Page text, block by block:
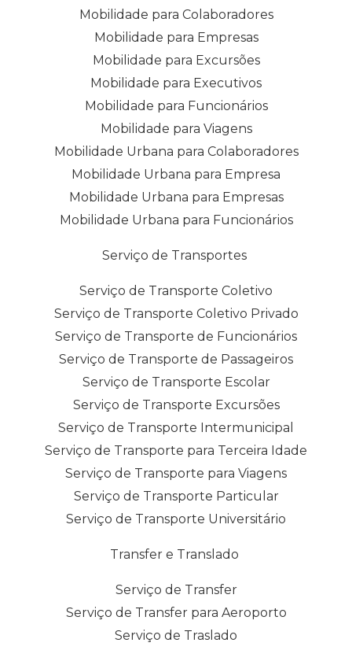
Mobilidade para Colaboradores
Mobilidade para Empresas
Mobilidade para Excursões
Mobilidade para Executivos
Mobilidade para Funcionários
Mobilidade para Viagens
Mobilidade Urbana para Colaboradores
Mobilidade Urbana para Empresa
Mobilidade Urbana para Empresas
Mobilidade Urbana para Funcionários
Serviço de Transportes
Serviço de Transporte Coletivo
Serviço de Transporte Coletivo Privado
Serviço de Transporte de Funcionários
Serviço de Transporte de Passageiros
Serviço de Transporte Escolar
Serviço de Transporte Excursões
Serviço de Transporte Intermunicipal
Serviço de Transporte para Terceira Idade
Serviço de Transporte para Viagens
Serviço de Transporte Particular
Serviço de Transporte Universitário
Transfer e Translado
Serviço de Transfer
Serviço de Transfer para Aeroporto
Serviço de Traslado